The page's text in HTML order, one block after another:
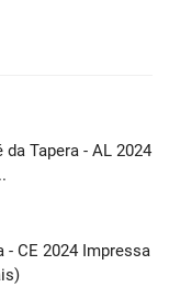
Tapera - AL 2024
CE 2024 Impressa